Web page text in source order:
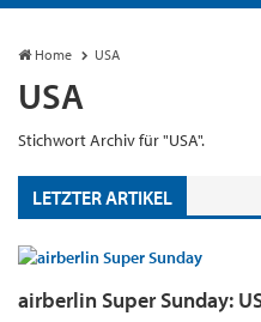
Home USA
USA
Stichwort Archiv für "USA".
LETZTER ARTIKEL
airberlin Super Sunday: